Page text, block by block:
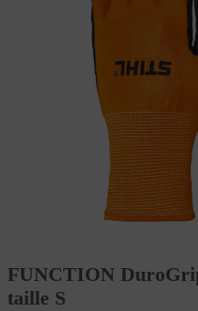
FUNCTION
taille S